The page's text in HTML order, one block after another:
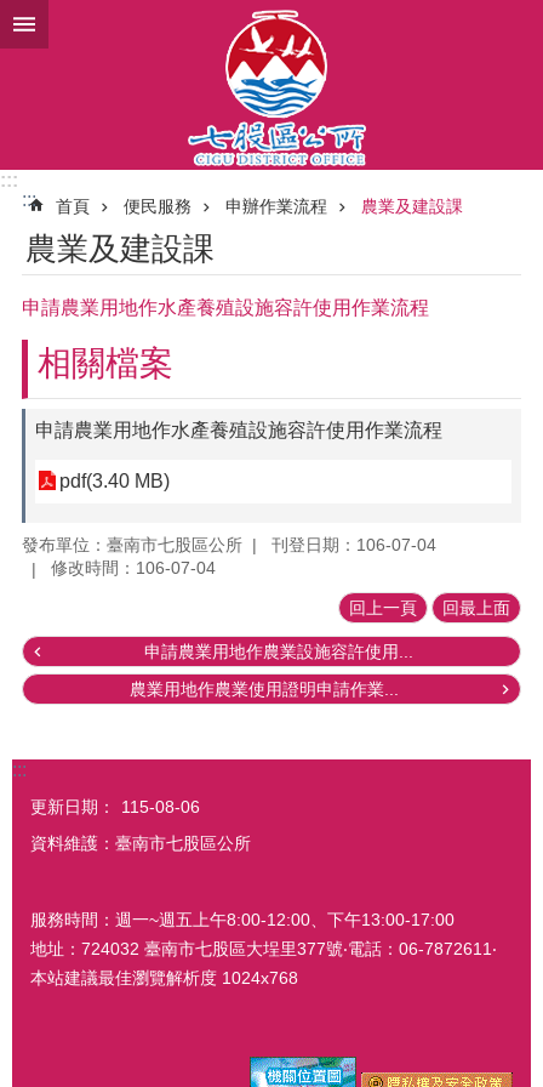
跳到主要內容區塊
:::
:::
首頁 便民服務 申辦作業流程 農業及建設課
農業及建設課
申請農業用地作水產養殖設施容許使用作業流程
相關檔案
申請農業用地作水產養殖設施容許使用作業流程
pdf(3.40 MB)
發布單位：臺南市七股區公所
刊登日期：106-07-04
修改時間：106-07-04
回上一頁 回最上面
申請農業用地作農業設施容許使用...
農業用地作農業使用證明申請作業...
:::
更新日期：
115-08-06
資料維護：臺南市七股區公所
服務時間：週一~週五上午8:00-12:00、下午13:00-17:00
地址：724032 臺南市七股區大埕里377號‧電話：06-7872611‧
本站建議最佳瀏覽解析度 1024x768